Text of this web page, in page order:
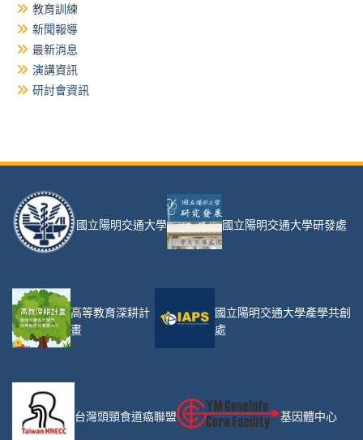
教育訓練
新聞報導
最新消息
演講資訊
研討會資訊
國立陽明交通大學 國立陽明交通大學研發處
高等教育深耕計
畫
國立陽明交通大學產學共創
處
台灣頭頸食道癌聯盟 基因體中心